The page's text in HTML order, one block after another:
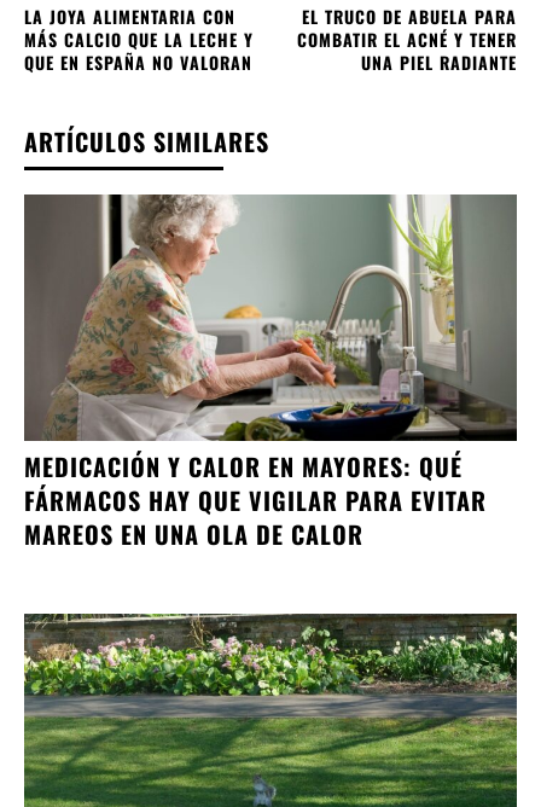
LA JOYA ALIMENTARIA CON
MÁS CALCIO QUE LA LECHE Y
QUE EN ESPAÑA NO VALORAN
EL TRUCO DE ABUELA PARA
COMBATIR EL ACNÉ Y TENER
UNA PIEL RADIANTE
ARTÍCULOS SIMILARES
MEDICACIÓN Y CALOR EN MAYORES: QUÉ
FÁRMACOS HAY QUE VIGILAR PARA EVITAR
MAREOS EN UNA OLA DE CALOR